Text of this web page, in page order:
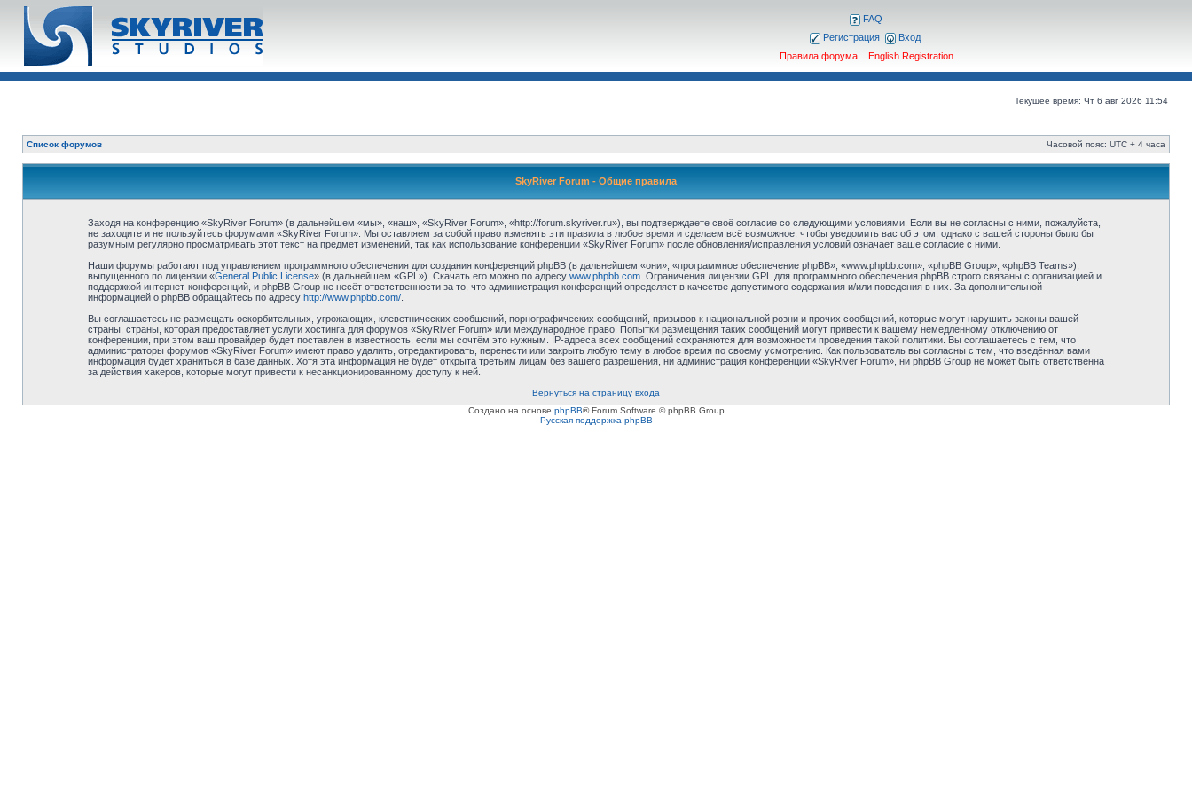
FAQ
Регистрация
Вход
Правила форума
English Registration
Текущее время: Чт 6 авг 2026 11:54
Список форумов Часовой пояс: UTC + 4 часа
SkyRiver Forum - Общие правила
Заходя на конференцию «SkyRiver Forum» (в дальнейшем «мы», «наш», «SkyRiver Forum», «http://forum.skyriver.ru»), вы подтверждаете своё согласие со следующими условиями. Если вы не согласны с ними, пожалуйста,
не заходите и не пользуйтесь форумами «SkyRiver Forum». Мы оставляем за собой право изменять эти правила в любое время и сделаем всё возможное, чтобы уведомить вас об этом, однако с вашей стороны было бы
разумным регулярно просматривать этот текст на предмет изменений, так как использование конференции «SkyRiver Forum» после обновления/исправления условий означает ваше согласие с ними.
Наши форумы работают под управлением программного обеспечения для создания конференций phpBB (в дальнейшем «они», «программное обеспечение phpBB», «www.phpbb.com», «phpBB Group», «phpBB Teams»),
выпущенного по лицензии «General Public License» (в дальнейшем «GPL»). Скачать его можно по адресу www.phpbb.com. Ограничения лицензии GPL для программного обеспечения phpBB строго связаны с организацией и
поддержкой интернет-конференций, и phpBB Group не несёт ответственности за то, что администрация конференций определяет в качестве допустимого содержания и/или поведения в них. За дополнительной
информацией о phpBB обращайтесь по адресу http://www.phpbb.com/.
Вы соглашаетесь не размещать оскорбительных, угрожающих, клеветнических сообщений, порнографических сообщений, призывов к национальной розни и прочих сообщений, которые могут нарушить законы вашей
страны, страны, которая предоставляет услуги хостинга для форумов «SkyRiver Forum» или международное право. Попытки размещения таких сообщений могут привести к вашему немедленному отключению от
конференции, при этом ваш провайдер будет поставлен в известность, если мы сочтём это нужным. IP-адреса всех сообщений сохраняются для возможности проведения такой политики. Вы соглашаетесь с тем, что
администраторы форумов «SkyRiver Forum» имеют право удалить, отредактировать, перенести или закрыть любую тему в любое время по своему усмотрению. Как пользователь вы согласны с тем, что введённая вами
информация будет храниться в базе данных. Хотя эта информация не будет открыта третьим лицам без вашего разрешения, ни администрация конференции «SkyRiver Forum», ни phpBB Group не может быть ответственна
за действия хакеров, которые могут привести к несанкционированному доступу к ней.
Вернуться на страницу входа
Создано на основе phpBB® Forum Software © phpBB Group
Русская поддержка phpBB